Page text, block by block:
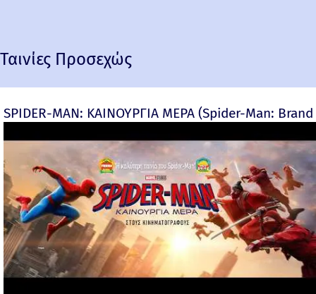
Ταινίες Προσεχώς
SPIDER-MAN: ΚΑΙΝΟΥΡΓΙΑ ΜΕΡΑ (Spider-Man: